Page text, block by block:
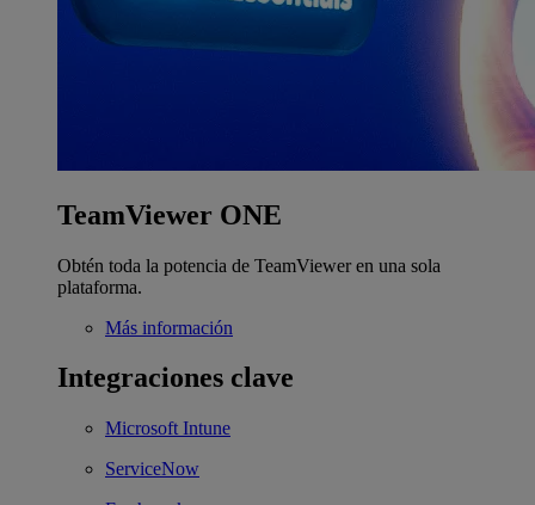
TeamViewer ONE
Obtén toda la potencia de TeamViewer en una sola
plataforma.
Más información
Integraciones clave
Microsoft Intune
ServiceNow